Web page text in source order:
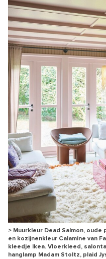
> Muurkleur Dead Salmon,
en kozijnenkleur Calamine van
kleedje Ikea. Vloerkleed,
hanglamp Madam Stoltz, plaid